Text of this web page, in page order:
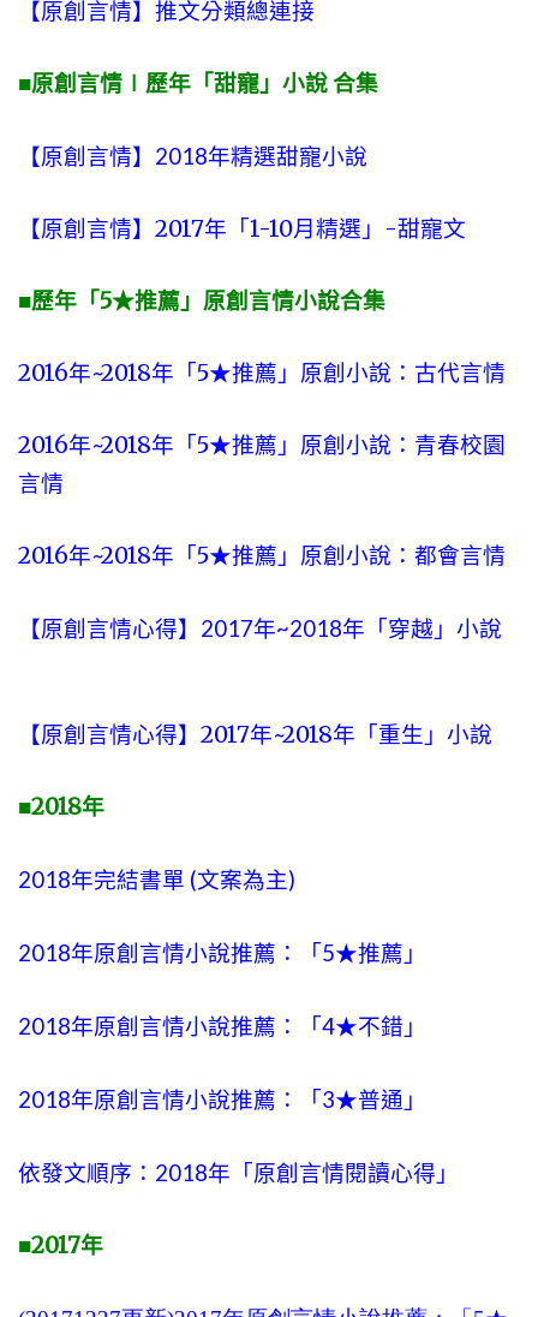
【原創言情】推文分類總連接
■原創言情∣歷年「甜寵」小說 合集
【原創言情】2018年精選甜寵小說
【原創言情】2017年「1-10月精選」-甜寵文
■歷年「5★推薦」原創言情小說合集
2016年~2018年「5★推薦」原創小說：古代言情
2016年~2018年「5★推薦」原創小說：青春校園
言情
2016年~2018年「5★推薦」原創小說：都會言情
【原創言情心得】2017年~2018年「穿越」小說
【原創言情心得】2017年~2018年「重生」小說
■2018年
2018年完結書單 (文案為主)
2018年原創言情小說推薦：「5★推薦」
2018年原創言情小說推薦：「4★不錯」
2018年原創言情小說推薦：「3★普通」
依發文順序：2018年「原創言情閱讀心得」
■2017年